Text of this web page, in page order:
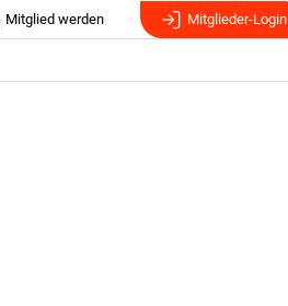
Mitglied werden Mitglieder-Login